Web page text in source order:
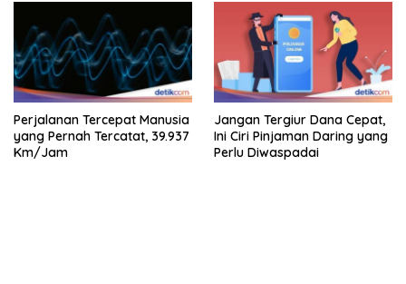
Perjalanan Tercepat Manusia
yang Pernah Tercatat, 39.937
Km/Jam
Jangan Tergiur Dana Cepat,
Ini Ciri Pinjaman Daring yang
Perlu Diwaspadai